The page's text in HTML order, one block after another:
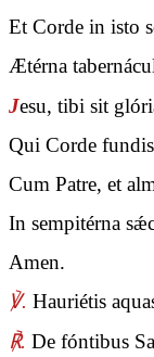
Et Corde in isto
Ætérna
Jesu, tibi sit
Qui Corde
Cum Patre, et
In sempitérna
Amen.
℣. Hauriétis
℟. De fóntibus